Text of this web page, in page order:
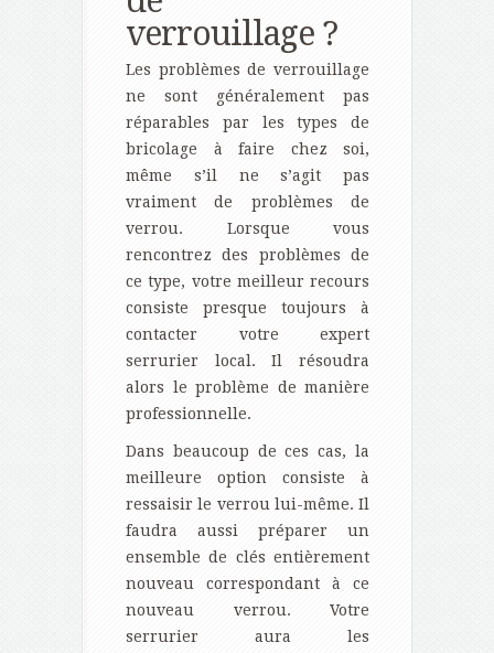
verrouillage ?
Les problèmes de verrouillage
ne sont généralement pas
réparables par les types de
bricolage à faire chez soi,
même s’il ne s’agit pas
vraiment de problèmes de
verrou. Lorsque vous
rencontrez des problèmes de
ce type, votre meilleur recours
consiste presque toujours à
contacter votre expert
serrurier local. Il résoudra
alors le problème de manière
professionnelle.
Dans beaucoup de ces cas, la
meilleure option consiste à
ressaisir le verrou lui-même. Il
faudra aussi préparer un
ensemble de clés entièrement
nouveau correspondant à ce
nouveau verrou. Votre
serrurier aura les